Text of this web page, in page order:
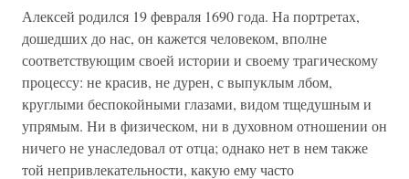
Алексей родился 19 февраля 1690 года. На портретах,
дошедших до нас, он кажется человеком, вполне
соответствующим своей истории и своему трагическому
процессу: не красив, не дурен, с выпуклым лбом,
круглыми беспокойными глазами, видом тщедушным и
упрямым. Ни в физическом, ни в духовном отношении он
ничего не унаследовал от отца; однако нет в нем также
той непривлекательности, какую ему часто